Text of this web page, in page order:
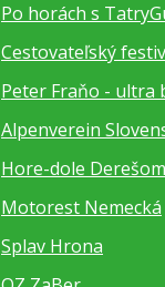
Po horách s
Cestovateľský
Peter Fraňo - ultra
Alpenverein
Hore-dole Derešom
Motorest Nemecká
Splav Hrona